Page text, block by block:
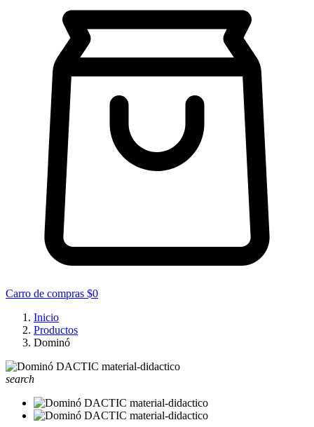
Carro de compras $0
Inicio
Productos
Dominó
search